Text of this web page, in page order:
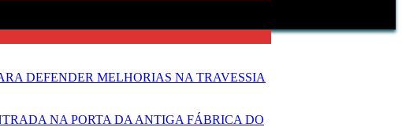
DEFENDER MELHORIAS NA TRAVESSIA
NA PORTA DA ANTIGA FÁBRICA DO